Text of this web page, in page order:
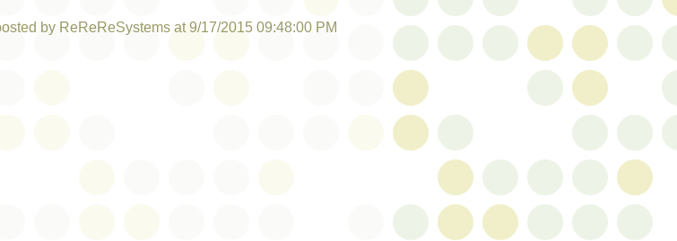
by ReReReSystems at 9/17/2015 09:48:00 PM